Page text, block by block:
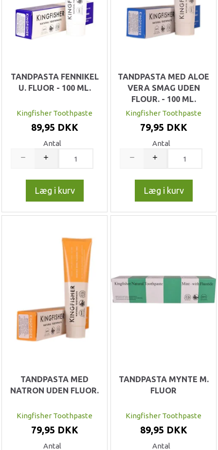
TANDPASTA FENNIKEL
U. FLUOR - 100 ML.
Kingfisher Toothpaste
89,95 DKK
Antal
Læg i kurv
TANDPASTA MED ALOE
VERA SMAG UDEN
FLOUR. - 100 ML.
Kingfisher Toothpaste
79,95 DKK
Antal
Læg i kurv
TANDPASTA MED
NATRON UDEN FLUOR.
Kingfisher Toothpaste
79,95 DKK
Antal
TANDPASTA MYNTE M.
FLUOR
Kingfisher Toothpaste
89,95 DKK
Antal